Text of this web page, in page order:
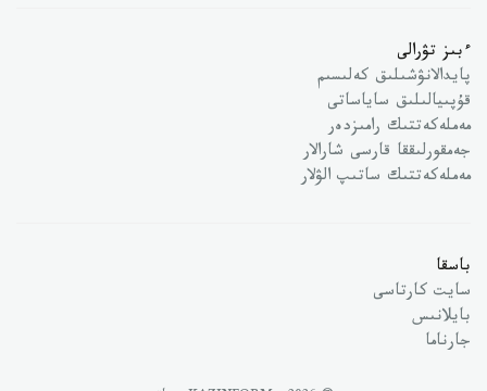
ءبىز تۋرالى
پايدالانۋشىلىق كەلىسىم
قۇپىيالىلىق ساياساتى
مەملەكەتتىك رامىزدەر
جەمقورلىققا قارسى شارالار
مەملەكەتتىك ساتىپ الۋلار
باسقا
سايت كارتاسى
بايلانىس
جارناما